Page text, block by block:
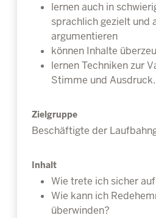
lernen auch in
sprachlich gezielt und
argumentieren
können Inhalte
lernen Techniken zur
Stimme und Ausdruck.
Zielgruppe
Beschäftigte der
Inhalt
Wie trete ich sicher
Wie kann ich
überwinden?